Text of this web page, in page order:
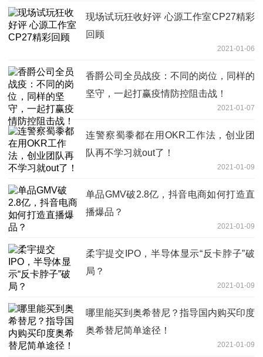
现场试玩狂收好评 心源工作室CP27精彩
回顾
2021-01-06
香爵公司全员战疫：不同的岗位，同样的
坚守，一起打赢疫情防控阻击战！
2021-01-07
连警察蜀黍都在用OKR工作法，创业团
队再不学习就out了！
2021-01-09
单品GMV破2.8亿，抖音电商如何打造直
播爆品？
2021-01-09
柔宇提交IPO，半导体显示“反卡脖子”破
局？
2021-01-09
哪里能买到奥希替尼？指导国内购买印度
奥希替尼简单途径！
2021-01-09